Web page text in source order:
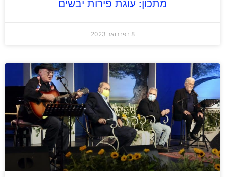
מתכון: עוגת פירות יבשים
8 בפברואר 2023